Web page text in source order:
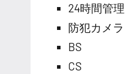
24時間管理
防犯カメラ
BS
CS